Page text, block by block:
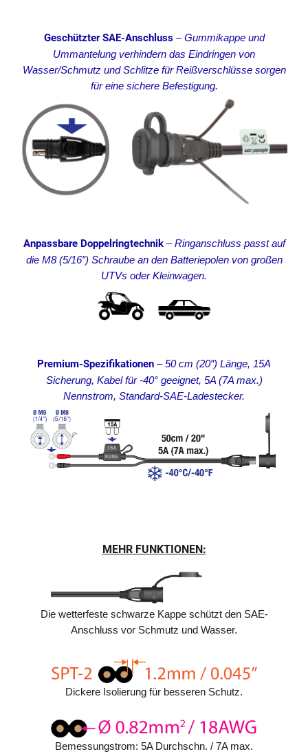
Geschützter SAE-Anschluss –Gummikappe und
Ummantelung verhindern das Eindringen von
Wasser/Schmutz und Schlitze für Reißverschlüsse sorgen
für eine sichere Befestigung.
Anpassbare Doppelringtechnik –Ringanschluss passt auf
die M8 (5/16″) Schraube an den Batteriepolen von großen
UTVs oder Kleinwagen.
Premium-Spezifikationen –50 cm (20″) Länge, 15A
Sicherung, Kabel für -40° geeignet, 5A (7A max.)
Nennstrom, Standard-SAE-Ladestecker.
MEHR FUNKTIONEN:
Die wetterfeste schwarze Kappe schützt den SAE-
Anschluss vor Schmutz und Wasser.
Dickere Isolierung für besseren Schutz.
Bemessungstrom: 5A Durchschn. / 7A max.